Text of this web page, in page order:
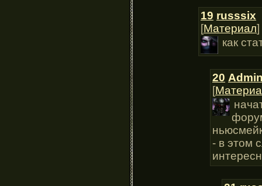
19 russsix
[Материал]
как
20
[
- в этом